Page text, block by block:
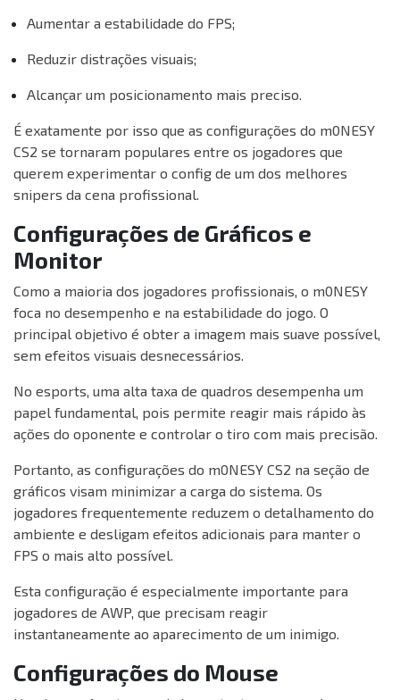
Aumentar a estabilidade do FPS;
Reduzir distrações visuais;
Alcançar um posicionamento mais preciso.
É exatamente por isso que as configurações do m0NESY
CS2 se tornaram populares entre os jogadores que
querem experimentar o config de um dos melhores
snipers da cena profissional.
Configurações de Gráficos e
Monitor
Como a maioria dos jogadores profissionais, o m0NESY
foca no desempenho e na estabilidade do jogo. O
principal objetivo é obter a imagem mais suave possível,
sem efeitos visuais desnecessários.
No esports, uma alta taxa de quadros desempenha um
papel fundamental, pois permite reagir mais rápido às
ações do oponente e controlar o tiro com mais precisão.
Portanto, as configurações do m0NESY CS2 na seção de
gráficos visam minimizar a carga do sistema. Os
jogadores frequentemente reduzem o detalhamento do
ambiente e desligam efeitos adicionais para manter o
FPS o mais alto possível.
Esta configuração é especialmente importante para
jogadores de AWP, que precisam reagir
instantaneamente ao aparecimento de um inimigo.
Configurações do Mouse